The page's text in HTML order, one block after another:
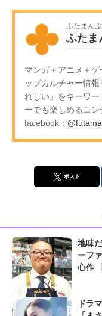
ふたまん
ふたま
マンガ＋アニメ＋
ップカルチャー情
れしい」をキーワ
ーでも楽しめるコン
facebook：
ポスト
地味
ーフ
心作
ドラ